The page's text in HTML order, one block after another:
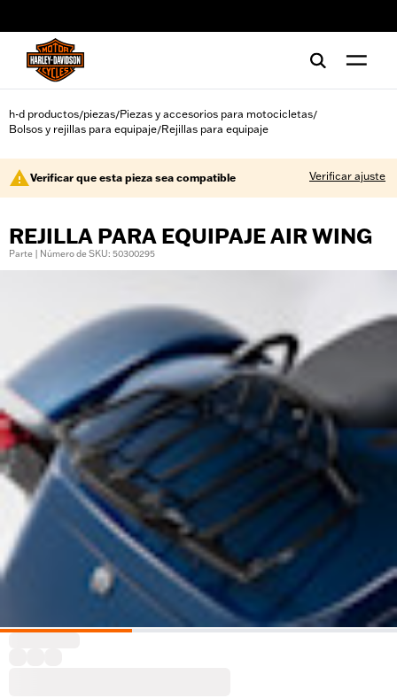
h-d productos/piezas/Piezas y accesorios para motocicletas/
Bolsos y rejillas para equipaje/Rejillas para equipaje
Verificar que esta pieza sea compatible Verificar ajuste
REJILLA PARA EQUIPAJE AIR WING
Parte | Número de SKU: 50300295